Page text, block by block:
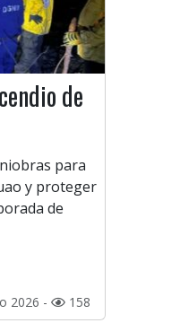
de
para
y proteger
de
2026 - 158